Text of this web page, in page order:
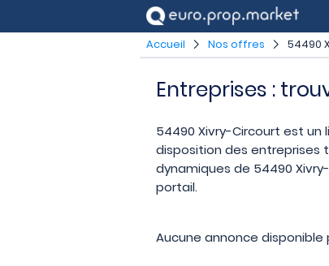
Accueil Nos offres 54490
Entreprises :
54490 Xivry-Circourt est un
disposition des entreprises
dynamiques de 54490
portail.
Aucune annonce disponible